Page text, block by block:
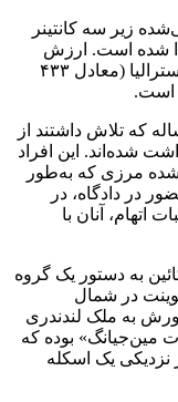
زیر سه کانتینر
شده است. ارزش
خیابانی این محموله حدود ۸۱۶ میلیون دالر استرالیا (معادل ۴۳۳
گزارش پولیس، دو مرد ۲۱ و ۲۵ ساله که تلاش داشتند از
شده‌اند. این افراد
مرزی که به‌طور
در دادگاه، در
اتهام، آنان با
به دستور یک گروه
در شمال
به ملک لندندری
مین‌جیانگ» بوده که
در نزدیکی یک اسکله